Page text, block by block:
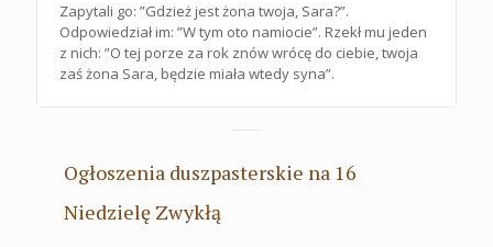
Zapytali go: ”Gdzież jest żona twoja, Sara?”.
Odpowiedział im: ”W tym oto namiocie”. Rzekł mu jeden
z nich: ”O tej porze za rok znów wrócę do ciebie, twoja
zaś żona Sara, będzie miała wtedy syna”.
Ogłoszenia duszpasterskie na 16
Niedzielę Zwykłą